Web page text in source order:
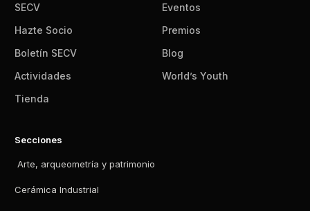
SECV
Hazte Socio
Boletín SECV
Actividades
Tienda
Eventos
Premios
Blog
World’s Youth
Secciones
Arte, arqueometría y patrimonio
Cerámica Industrial